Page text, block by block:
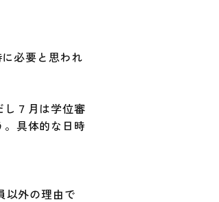
必要と思われ
７月は学位審
具体的な日時
以外の理由で